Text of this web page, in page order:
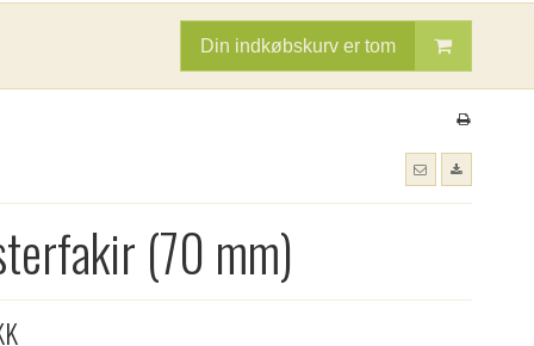
Din indkøbskurv er tom
(70 mm)